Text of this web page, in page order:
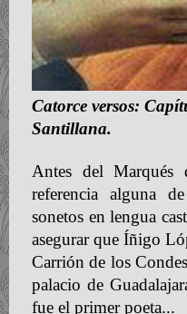
Catorce versos:
Santillana.
Antes del Marqués
referencia alguna
sonetos en lengua
asegurar que Íñigo
Carrión de los
palacio de
fue el primer poeta...